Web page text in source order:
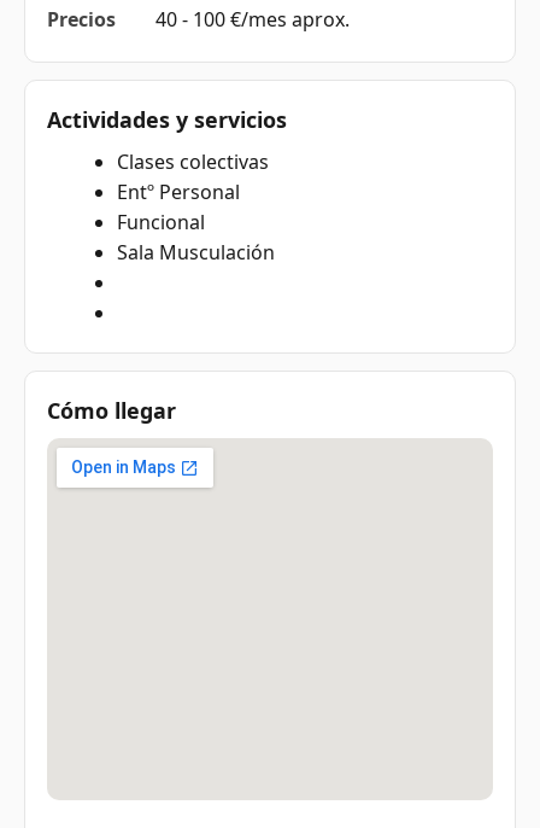
Precios
40 - 100 €/mes aprox.
Actividades y servicios
Clases colectivas
Entº Personal
Funcional
Sala Musculación
Cómo llegar